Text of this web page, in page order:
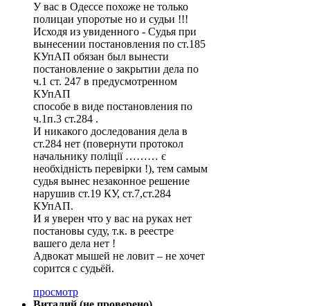
У вас в Одессе похоже не только
полицаи упоротые но и судьи !!!
Исходя из увиденного - Судья при
вынесении постановления по ст.185
КУпАП обязан был вынести
постановление о закрытии дела по
ч.1 ст. 247 в предусмотренном
КУпАП
способе в виде постановления по
ч.1п.3 ст.284 .
И никакого доследования дела в
ст.284 нет (повернути протокол
начальнику поліції ……… є
необхідність перевірки !), тем самым
судья вынес незаконное решение
нарушив ст.19 КУ, ст.7,ст.284
КУпАП.
И я уверен что у вас на руках нет
постановы суду, т.к. в реестре
вашего дела нет !
Адвокат мышей не ловит – не хочет
сорится с судьёй.
просмотр